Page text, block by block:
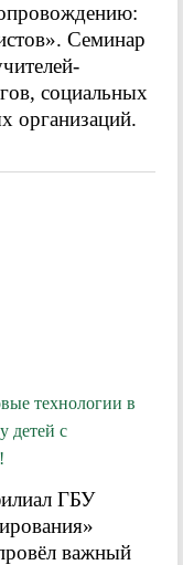
Семинар
социальных
организаций.
технологии в
детей с
ГБУ
важный